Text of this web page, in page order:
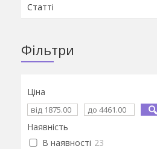
Статті
Фільтри
Ціна
Наявність
В наявності 23